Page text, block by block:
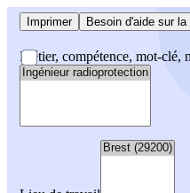
Imprimer Besoin d'aide sur
Métier, compétence, mot-clé,